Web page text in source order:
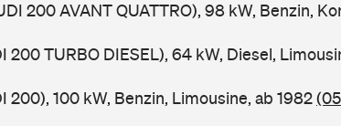
200 AVANT QUATTRO), 98 kW, Benzin,
200 TURBO DIESEL), 64 kW, Diesel,
200), 100 kW, Benzin, Limousine, ab 1982